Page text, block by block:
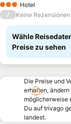
3 SterneHotel
/ Keine
Wähle
Preise zu sehen
Die Preise und
erhalten,
möglicherweise
Du auf trivago
landest.